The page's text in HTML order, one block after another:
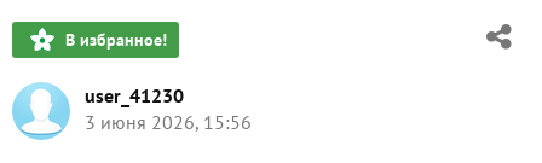
В избранное!
user_41230
3 июня 2026, 15:56